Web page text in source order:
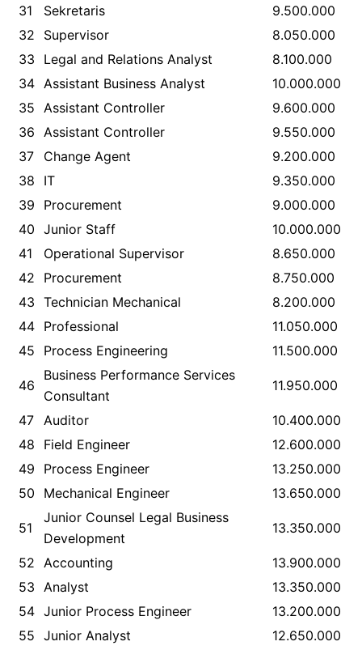
31
Sekretaris
9.500.000
32
Supervisor
8.050.000
33
Legal and Relations Analyst
8.100.000
34 Assistant Business Analyst
10.000.000
35
Assistant Controller
9.600.000
36
Assistant Controller
9.550.000
37
Change Agent
9.200.000
38
IT
9.350.000
39
Procurement
9.000.000
40 Junior Staff
10.000.000
41
Operational Supervisor
8.650.000
42
Procurement
8.750.000
43 Technician Mechanical
8.200.000
44 Professional
11.050.000
45
Process Engineering 11.500.000
46
Business Performance Services
Consultant
11.950.000
47 Auditor
10.400.000
48
Field Engineer
12.600.000
49
Process Engineer
13.250.000
50
Mechanical Engineer 13.650.000
51
Junior Counsel Legal Business
Development
13.350.000
52 Accounting
13.900.000
53
Analyst
13.350.000
54 Junior Process Engineer
13.200.000
55 Junior Analyst
12.650.000